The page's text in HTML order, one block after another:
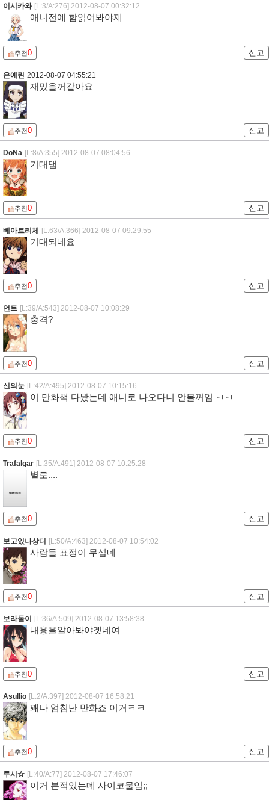
이시카와 [L:3/A:276] 2012-08-07 00:32:12
애니전에 함읽어봐야제
추천0 신고
은예린 2012-08-07 04:55:21
재밌을꺼같아요
추천0 신고
DoNa [L:8/A:355] 2012-08-07 08:04:56
기대댐
추천0 신고
베아트리체 [L:63/A:366] 2012-08-07 09:29:55
기대되네요
추천0 신고
언트 [L:39/A:543] 2012-08-07 10:08:29
충격?
추천0 신고
신의눈 [L:42/A:495] 2012-08-07 10:15:16
이 만화책 다봤는데 애니로 나오다니 안볼꺼임 ㅋㅋ
추천0 신고
Trafalgar [L:35/A:491] 2012-08-07 10:25:28
별로....
추천0 신고
보고있나상디 [L:50/A:463] 2012-08-07 10:54:02
사람들 표정이 무섭네
추천0 신고
보라돌이 [L:36/A:509] 2012-08-07 13:58:38
내용을알아봐야겟네여
추천0 신고
Asullio [L:2/A:397] 2012-08-07 16:58:21
꽤나 엄첨난 만화죠 이거ㅋㅋ
추천0 신고
루시☆ [L:40/A:77] 2012-08-07 17:46:07
이거 본적있는데 사이코물임;;